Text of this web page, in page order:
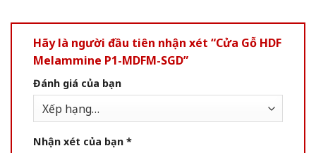
Hãy là người đầu tiên nhận xét “Cửa Gỗ HDF
Melammine P1-MDFM-SGD”
Đánh giá của bạn
Nhận xét của bạn *